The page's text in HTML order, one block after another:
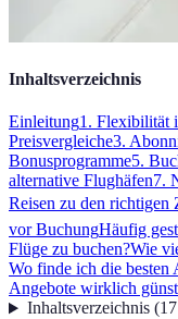
Inhaltsverzeichnis
Einleitung1. Flexibilität
Preisvergleiche3.
Bonusprogramme5.
alternative Flughäfen7.
Reisen zu den richtigen
vor BuchungHäufig
Flüge zu buchen?Wie
Wo finde ich die besten
Angebote wirklich
Inhaltsverzeichnis(17